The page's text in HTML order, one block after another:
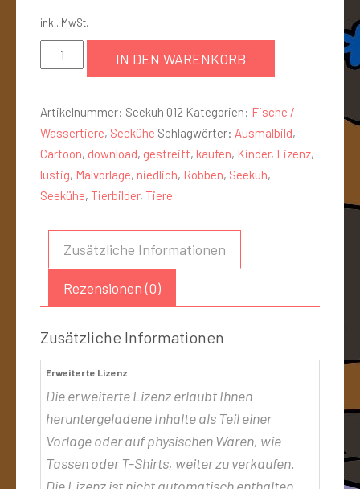
inkl. MwSt.
IN DEN WARENKORB
Artikelnummer: Seekuh 012 Kategorien: Fische /
Wassertiere, Seekühe Schlagwörter: Ausmalbild,
Cartoon, download, gestreift, kaufen, Kinder, Lizenz,
lustig, Malvorlage, niedlich, Robben, Seekuh,
Seekühe, Tierbilder, Tiere
Zusätzliche Informationen
Rezensionen (0)
Zusätzliche Informationen
Erweiterte Lizenz
Die erweiterte Lizenz erlaubt Ihnen
heruntergeladene Inhalte als Teil einer
Vorlage oder auf physischen Waren, wie
Tassen oder T-Shirts, weiter zu verkaufen.